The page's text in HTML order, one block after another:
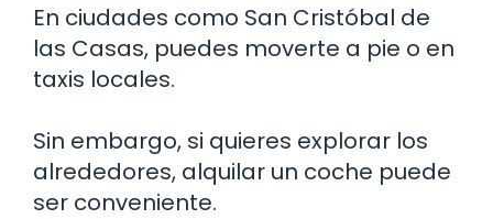
En ciudades como San Cristóbal de
las Casas, puedes moverte a pie o en
taxis locales.
Sin embargo, si quieres explorar los
alrededores, alquilar un coche puede
ser conveniente.